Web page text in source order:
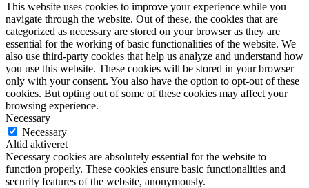
This website uses cookies to improve your experience while you
navigate through the website. Out of these, the cookies that are
categorized as necessary are stored on your browser as they are
essential for the working of basic functionalities of the website. We
also use third-party cookies that help us analyze and understand how
you use this website. These cookies will be stored in your browser
only with your consent. You also have the option to opt-out of these
cookies. But opting out of some of these cookies may affect your
browsing experience.
Necessary
Necessary
Altid aktiveret
Necessary cookies are absolutely essential for the website to
function properly. These cookies ensure basic functionalities and
security features of the website, anonymously.